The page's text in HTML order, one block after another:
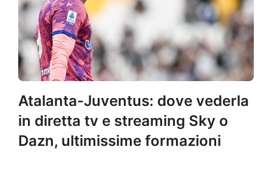
Atalanta-Juventus: dove vederla
in diretta tv e streaming Sky o
Dazn, ultimissime formazioni